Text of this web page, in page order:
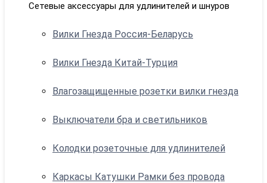
Сетевые аксессуары для удлинителей и шнуров
Вилки Гнезда Россия-Беларусь
Вилки Гнезда Китай-Турция
Влагозащищенные розетки вилки гнезда
Выключатели бра и светильников
Колодки розеточные для удлинителей
Каркасы Катушки Рамки без провода